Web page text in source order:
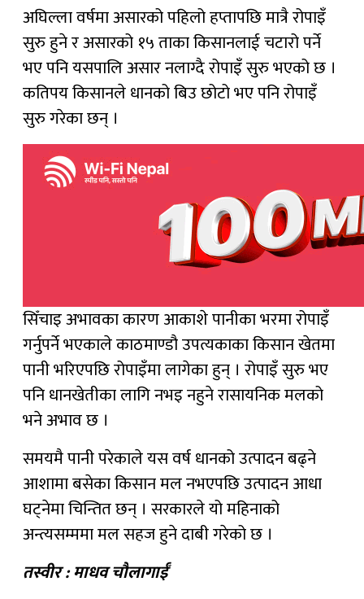
अघिल्ला वर्षमा असारको पहिलो हप्तापछि मात्रै रोपाइँ
सुरु हुने र असारको १५ ताका किसानलाई चटारो पर्ने
भए पनि यसपालि असार नलाग्दै रोपाइँ सुरु भएको छ ।
कतिपय किसानले धानको बिउ छोटो भए पनि रोपाइँ
सुरु गरेका छन् ।
सिँचाइ अभावका कारण आकाशे पानीका भरमा रोपाइँ
गर्नुपर्ने भएकाले काठमाण्डौ उपत्यकाका किसान खेतमा
पानी भरिएपछि रोपाइँमा लागेका हुन् । रोपाइँ सुरु भए
पनि धानखेतीका लागि नभइ नहुने रासायनिक मलको
भने अभाव छ ।
समयमै पानी परेकाले यस वर्ष धानको उत्पादन बढ्ने
आशामा बसेका किसान मल नभएपछि उत्पादन आधा
घट्नेमा चिन्तित छन् । सरकारले यो महिनाको
अन्त्यसम्ममा मल सहज हुने दाबी गरेको छ ।
तस्वीर : माधव चौलागाईँ